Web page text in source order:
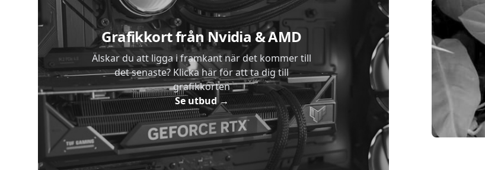
Grafikkort från Nvidia & AMD
Älskar du att ligga i framkant när det kommer till
det senaste? Klicka här för att ta dig till
grafikkorten
Se utbud→